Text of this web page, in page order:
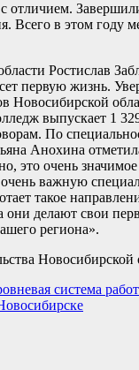
в этом году
Ростислав
первую жизнь.
выпускает 1
По
Анохина
это очень
важную
такое
они делают свои
региона».
Новосибирской
система